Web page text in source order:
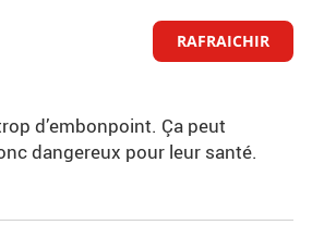
RAFRAICHIR
d’embonpoint. Ça peut
dangereux pour leur santé.